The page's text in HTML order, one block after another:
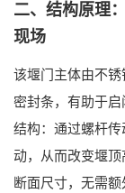
二、结构原理
现场
该堰门主体由不
密封条，有助于
结构：通过螺杆
动，从而改变堰
断面尺寸，无需